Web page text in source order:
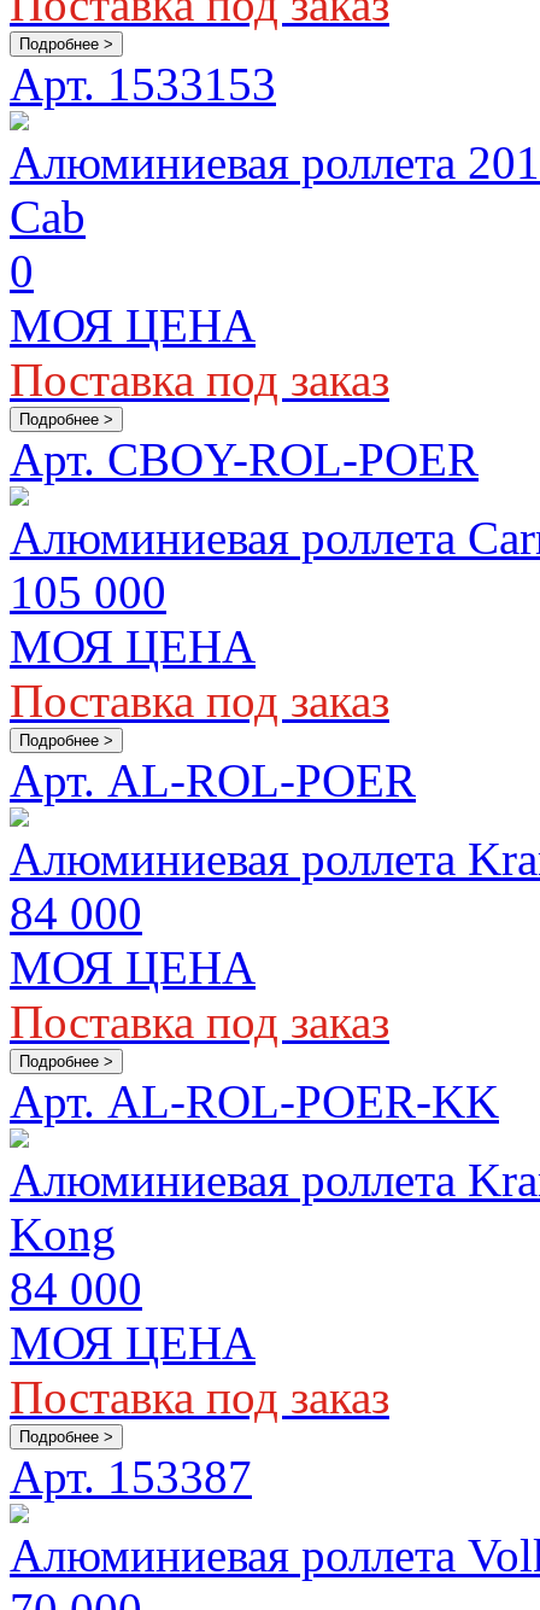
Подробнее >
Арт. 1533153
Алюминиевая роллета
Cab
0
МОЯ ЦЕНА
Поставка под заказ
Подробнее >
Арт. CBOY-ROL-POER
Алюминиевая роллета
105 000
МОЯ ЦЕНА
Поставка под заказ
Подробнее >
Арт. AL-ROL-POER
Алюминиевая роллета
84 000
МОЯ ЦЕНА
Поставка под заказ
Подробнее >
Арт. AL-ROL-POER-KK
Алюминиевая роллета
Kong
84 000
МОЯ ЦЕНА
Поставка под заказ
Подробнее >
Арт. 153387
Алюминиевая роллета